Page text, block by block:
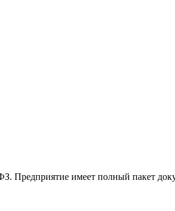
Предприятие имеет полный пакет